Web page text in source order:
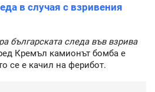
в случая с взривения
българската следа във взрива
Кремъл камионът бомба е
се е качил на ферибот.